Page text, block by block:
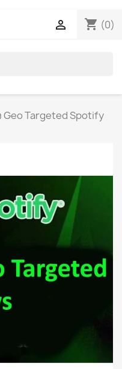
shopping_cart (0)

Geo Targeted Spotify